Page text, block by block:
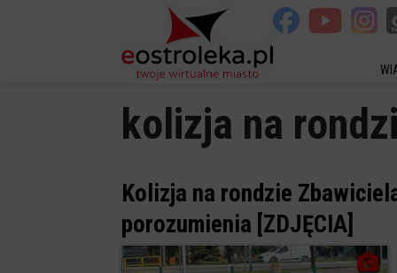
kolizja na
Kolizja na rondzie
porozumienia [ZDJĘCIA]